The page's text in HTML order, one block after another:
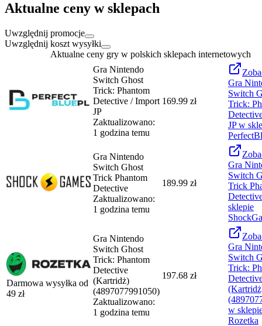
Aktualne ceny w sklepach
Uwzględnij promocje
Uwzględnij koszt wysyłki
Aktualne ceny gry w polskich sklepach internetowych
Gra Nintendo
Switch Ghost
Trick: Phantom
Detective / Import
JP
Zaktualizowano:
1 godzina temu
169.99 zł
Gra
Switch
Trick:
JPw
Gra Nintendo
Switch Ghost
Trick Phantom
Detective
Zaktualizowano:
1 godzina temu
189.99 zł
Gra
Switch
Trick
sklepie
Darmowa wysyłka od
49 zł
Gra Nintendo
Switch Ghost
Trick: Phantom
Detective
(Kartridż)
(4897077991050)
Zaktualizowano:
1 godzina temu
197.68 zł
Gra
Switch
Trick:
w
Rozetka